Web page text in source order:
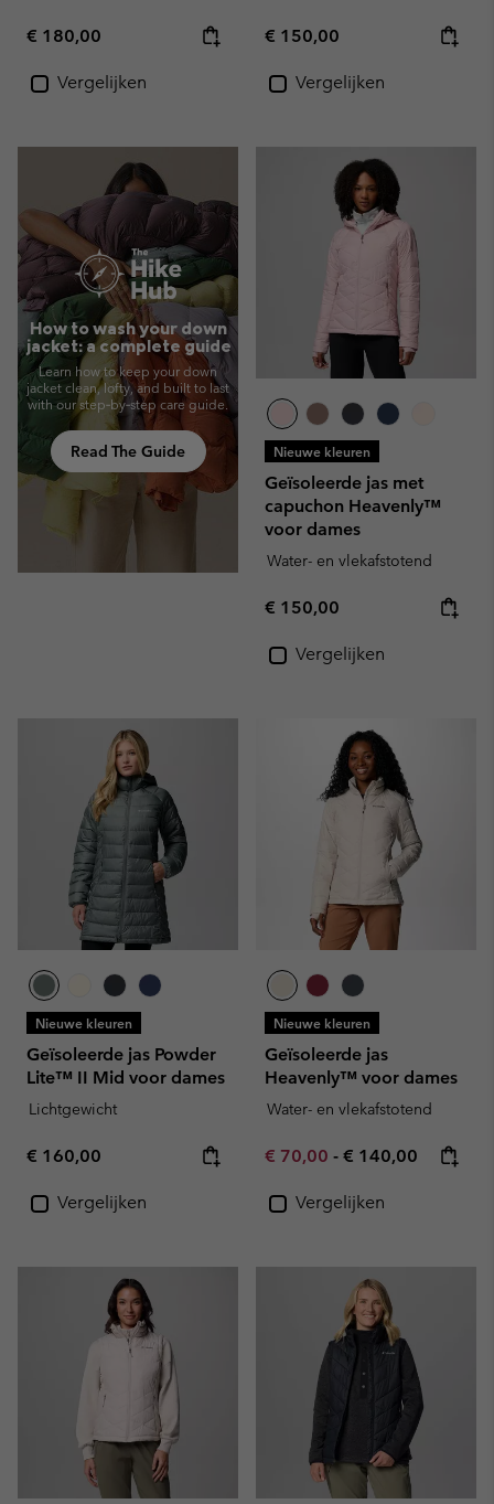
Regular price:
€ 180,00
Vergelijken
Regular price:
€ 150,00
Vergelijken
How to wash your down
jacket: a complete guide
Learn how to keep your down
jacket clean, lofty, and built to last
with our step‑by‑step care guide.
Read The Guide Nieuwe kleuren
Geïsoleerde jas met
capuchon Heavenly™
voor dames
Water- en vlekafstotend
Regular price:
€ 150,00
Vergelijken
Nieuwe kleuren
Geïsoleerde jas Powder
Lite™ II Mid voor dames
Lichtgewicht
Regular price:
€ 160,00
Vergelijken
Nieuwe kleuren
Geïsoleerde jas
Heavenly™ voor dames
Water- en vlekafstotend
Minimum sale price:
€ 70,00 - Maximum price:
€ 140,00
Vergelijken